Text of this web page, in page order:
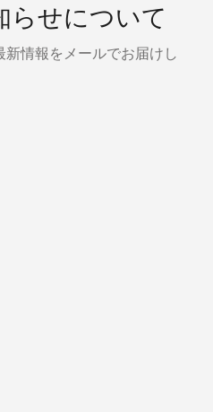
らせについて
情報をメールでお届けし